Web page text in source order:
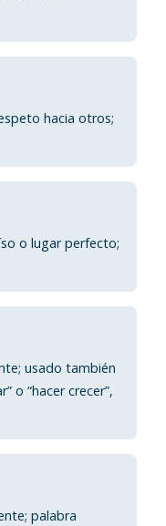
hacia otros;
o lugar perfecto;
usado también
o “hacer crecer”,
palabra